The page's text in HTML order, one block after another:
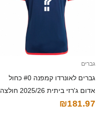
גברים
גברים לאונרדו קמפנה #0 כחול
אדום ג'רזי ביתית 2025/26 חולצה
קצרה
₪181.97